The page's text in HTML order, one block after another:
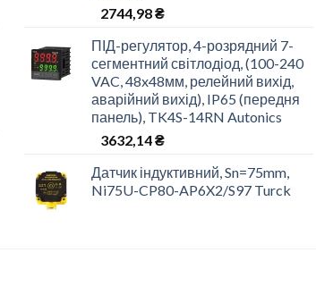
2744,98₴
ПІД-регулятор, 4-розрядний 7-
сегментний світлодіод, (100-240
VAC, 48x48мм, релейний вихід,
аварійний вихід), IP65 (передня
панель), TK4S-14RN Autonics
3632,14₴
Датчик індуктивний, Sn=75mm,
Ni75U-CP80-AP6X2/S97 Turck